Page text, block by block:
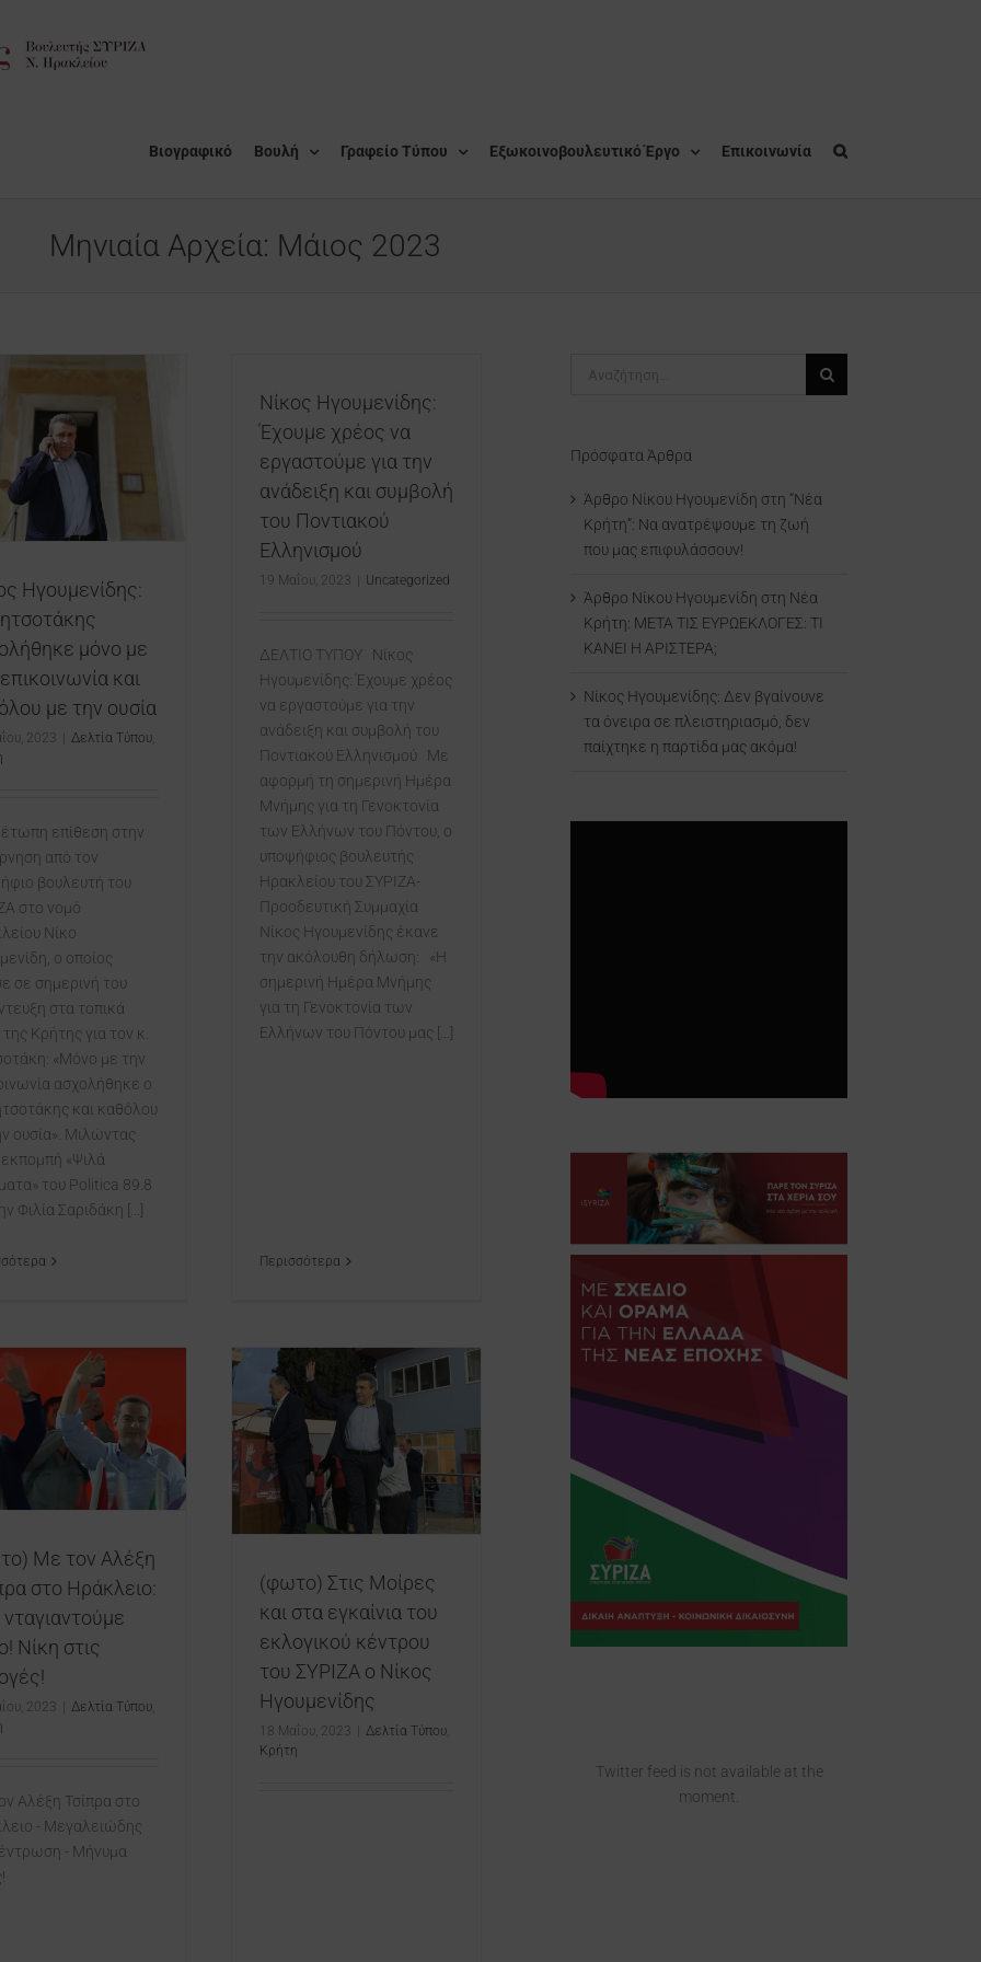
Βιογραφικό Βουλή Γραφείο Τύπου Εξωκοινοβουλευτικό Έργο Επικοινωνία
Μηνιαία Αρχεία: Μάιος 2023
Ηγουμενίδης:
μόνο με
και
με την ουσία
2023 Δελτία Τύπου
επίθεση στην
από τον
βουλευτή του
στο νομό
Nίκο
ο οποίος
σε σημερινή του
στα τοπικά
Κρήτης για τον κ.
«Μόνο με την
ασχολήθηκε ο
και καθόλου
ουσία». Μιλώντας
«Ψιλά
του Politica 89.8
Φιλία Σαριδάκη [...]
Νίκος Ηγουμενίδης:
Έχουμε χρέος να
εργαστούμε για την
ανάδειξη και συμβολή
του Ποντιακού
Ελληνισμού
19 Μαΐου, 2023 Uncategorized
ΔΕΛΤΙΟ ΤΥΠΟΥ Νίκος
Ηγουμενίδης: Έχουμε χρέος
να εργαστούμε για την
ανάδειξη και συμβολή του
Ποντιακού Ελληνισμού Με
αφορμή τη σημερινή Ημέρα
Μνήμης για τη Γενοκτονία
των Ελλήνων του Πόντου, ο
υποψήφιος βουλευτής
Ηρακλείου του ΣΥΡΙΖΑ-
Προοδευτική Συμμαχία
Νίκος Ηγουμενίδης έκανε
την ακόλουθη δήλωση: «Η
σημερινή Ημέρα Μνήμης
για τη Γενοκτονία των
Ελλήνων του Πόντου μας [...]
Περισσότερα
Με τον Αλέξη
στο Ηράκλειο:
Νίκη στις
2023 Δελτία Τύπου
Αλέξη Τσίπρα στο
- Μεγαλειώδης
- Μήνυμα
(φωτο) Στις Μοίρες και στα
εγκαίνια του εκλογικού
κέντρου του ΣΥΡΙΖΑ ο Νίκος
Ηγουμενίδης
Δελτία Τύπου Κρήτη
(φωτο) Στις Μοίρες
και στα εγκαίνια του
εκλογικού κέντρου
του ΣΥΡΙΖΑ ο Νίκος
Ηγουμενίδης
18 Μαΐου, 2023 Δελτία Τύπου
Κρήτη
Πρόσφατα Άρθρα
Άρθρο Νίκου Ηγουμενίδη στη “Νέα
Κρήτη”: Να ανατρέψουμε τη ζωή
που μας επιφυλάσσουν!
Άρθρο Νίκου Ηγουμενίδη στη Νέα
Κρήτη: ΜΕΤΑ ΤΙΣ ΕΥΡΩΕΚΛΟΓΕΣ: ΤΙ
ΚΑΝΕΙ Η ΑΡΙΣΤΕΡΑ;
Νίκος Ηγουμενίδης: Δεν βγαίνουνε
τα όνειρα σε πλειστηριασμό, δεν
παίχτηκε η παρτίδα μας ακόμα!
Twitter feed is not available at the
moment.